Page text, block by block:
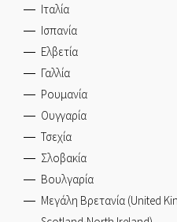
Ιταλία
Ισπανία
Ελβετία
Γαλλία
Ρουμανία
Ουγγαρία
Τσεχία
Σλοβακία
Βουλγαρία
Μεγάλη Βρετανία (United